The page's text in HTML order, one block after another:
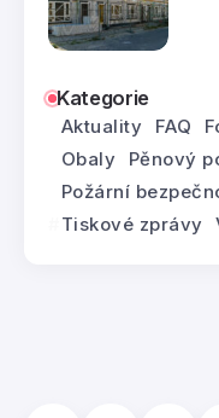
Kategorie
Aktuality FAQ
Obaly
Pěnový
Požární
Tiskové zprávy